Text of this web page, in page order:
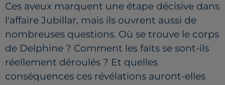
Ces aveux marquent une étape décisive dans
l'affaire Jubillar, mais ils ouvrent aussi de
nombreuses questions. Où se trouve le corps
de Delphine ? Comment les faits se sont-ils
réellement déroulés ? Et quelles
conséquences ces révélations auront-elles